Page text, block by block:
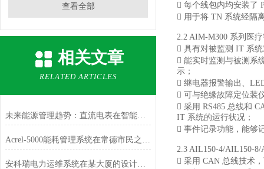
查看全部
相关文章
RELATED ARTICLES
未来能源管理趋势：直流电表在智能楼宇与数据中心的应用前景
Acrel-5000能耗管理系统在常德市民之家的应用
安科瑞电力运维系统在某大厦的设计及应用
 每个线包内均安装了
 用于将 TN 系统经隔
2.2 AIM-M300 系列医
 具有对被监测 IT 系
 能实时监测与被测系
示；
 继电器报警输出、
 可与绝缘故障定位装
 采用 RS485 总线和
IT 系统的运行状况；
 事件记录功能，能够
2.3 AIL150-4/AIL150-
 采用 CAN 总线技术